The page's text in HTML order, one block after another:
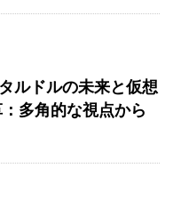
ルドルの未来と仮想
多角的な視点から